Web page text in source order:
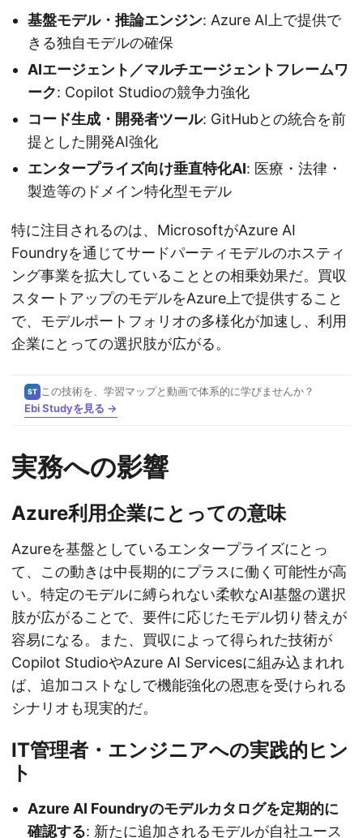
基盤モデル・推論エンジン: Azure AI上で提供で
きる独自モデルの確保
AIエージェント／マルチエージェントフレームワ
ーク: Copilot Studioの競争力強化
コード生成・開発者ツール: GitHubとの統合を前
提とした開発AI強化
エンタープライズ向け垂直特化AI: 医療・法律・
製造等のドメイン特化型モデル
特に注目されるのは、MicrosoftがAzure AI
Foundryを通じてサードパーティモデルのホスティ
ング事業を拡大していることとの相乗効果だ。買収
スタートアップのモデルをAzure上で提供すること
で、モデルポートフォリオの多様化が加速し、利用
企業にとっての選択肢が広がる。
ST この技術を、学習マップと動画で体系的に学びませんか？
Ebi Studyを見る →
実務への影響
Azure利用企業にとっての意味
Azureを基盤としているエンタープライズにとっ
て、この動きは中長期的にプラスに働く可能性が高
い。特定のモデルに縛られない柔軟なAI基盤の選択
肢が広がることで、要件に応じたモデル切り替えが
容易になる。また、買収によって得られた技術が
Copilot StudioやAzure AI Servicesに組み込まれれ
ば、追加コストなしで機能強化の恩恵を受けられる
シナリオも現実的だ。
IT管理者・エンジニアへの実践的ヒン
ト
Azure AI Foundryのモデルカタログを定期的に
確認する: 新たに追加されるモデルが自社ユース